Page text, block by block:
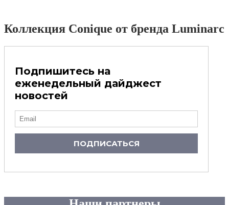
Коллекция Conique от бренда Luminarc
Подпишитесь на
еженедельный дайджест
новостей
ПОДПИСАТЬСЯ